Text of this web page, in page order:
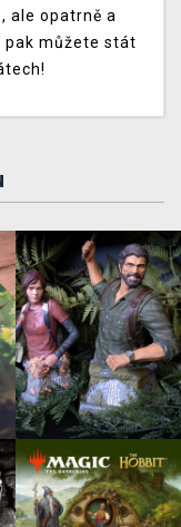
ale opatrně a
pak můžete stát